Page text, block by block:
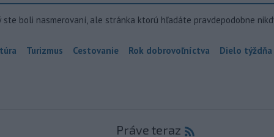
ste boli nasmerovaní, ale stránka ktorú hľadáte pravdepodobne
Turizmus Cestovanie Rok dobrovoľníctva Dielo týždňa
Práve teraz